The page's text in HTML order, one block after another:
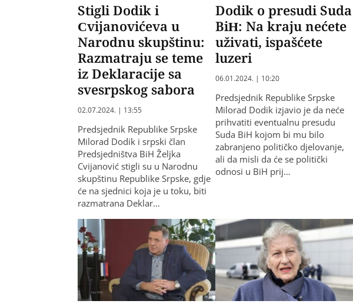
Stigli Dodik i
Cvijanovićeva u
Narodnu skupštinu:
Razmatraju se teme
iz Deklaracije sa
svesrpskog sabora
02.07.2024. | 13:55
Predsjednik Republike Srpske
Milorad Dodik i srpski član
Predsjedništva BiH Željka
Cvijanović stigli su u Narodnu
skupštinu Republike Srpske, gdje
će na sjednici koja je u toku, biti
razmatrana Deklar…
Dodik o presudi Suda
BiH: Na kraju nećete
uživati, ispašćete
luzeri
06.01.2024. | 10:20
Predsjednik Republike Srpske
Milorad Dodik izjavio je da neće
prihvatiti eventualnu presudu
Suda BiH kojom bi mu bilo
zabranjeno političko djelovanje,
ali da misli da će se politički
odnosi u BiH prij…